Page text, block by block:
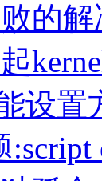
的
设置